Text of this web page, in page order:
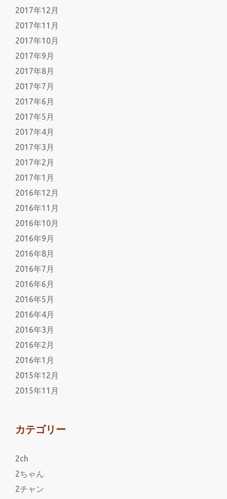
2017年12月
2017年11月
2017年10月
2017年9月
2017年8月
2017年7月
2017年6月
2017年5月
2017年4月
2017年3月
2017年2月
2017年1月
2016年12月
2016年11月
2016年10月
2016年9月
2016年8月
2016年7月
2016年6月
2016年5月
2016年4月
2016年3月
2016年2月
2016年1月
2015年12月
2015年11月
カテゴリー
2ch
2ちゃん
2チャン